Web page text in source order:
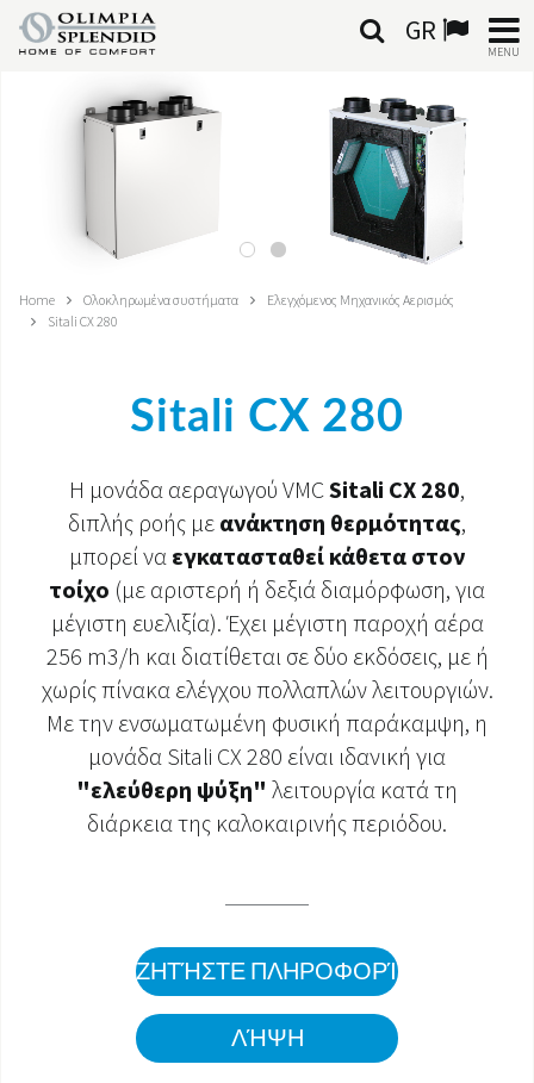
GR
MENU
ΚΛΙΜΑΤΙΣΜΌΣ
ΟΛΟΚΛΗΡΩΜΈΝΑ ΣΥΣΤΉΜΑΤΑ
ΚΌΣΜΟΣ OS
ΈΓΓΡΑΦΑ ΠΡΟΪΌΝΤΩΝ
Home Ολοκληρωμένα συστήματα
Ελεγχόμενος Μηχανικός Αερισμός
Sitali CX 280
Sitali CX 280
Η μονάδα αεραγωγού VMCSitali CX 280,
διπλής ροής με ανάκτηση θερμότητας,
μπορεί να εγκατασταθεί κάθετα στον
τοίχο (με αριστερή ή δεξιά διαμόρφωση, για
μέγιστη ευελιξία). Έχει μέγιστη παροχή αέρα
256 m3/h και διατίθεται σε δύο εκδόσεις, με ή
χωρίς πίνακα ελέγχου πολλαπλών λειτουργιών.
Με την ενσωματωμένη φυσική παράκαμψη, η
μονάδα Sitali CX 280 είναι ιδανική για
"ελεύθερη ψύξη" λειτουργία κατά τη
διάρκεια της καλοκαιρινής περιόδου.
ΖΗΤΉΣΤΕ ΠΛΗΡΟΦΟΡΊΕΣ
ΛΉΨΗ